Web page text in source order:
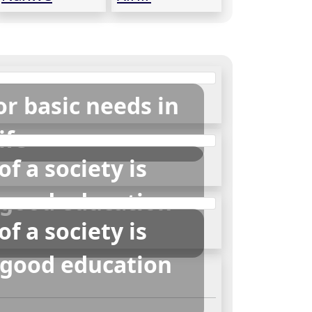
basic needs in
a society is
education
a society is
education